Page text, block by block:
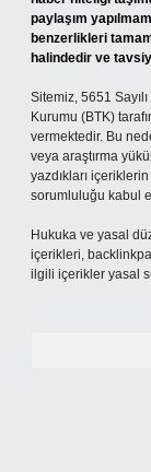
paylaşım
benzerlikleri
halindedir ve
Sitemiz, 5651
Kurumu (BTK)
vermektedir. Bu
veya araştırma
yazdıkları
sorumluluğu kabul
Hukuka ve yasal
içerikleri,
ilgili içerikler yasal